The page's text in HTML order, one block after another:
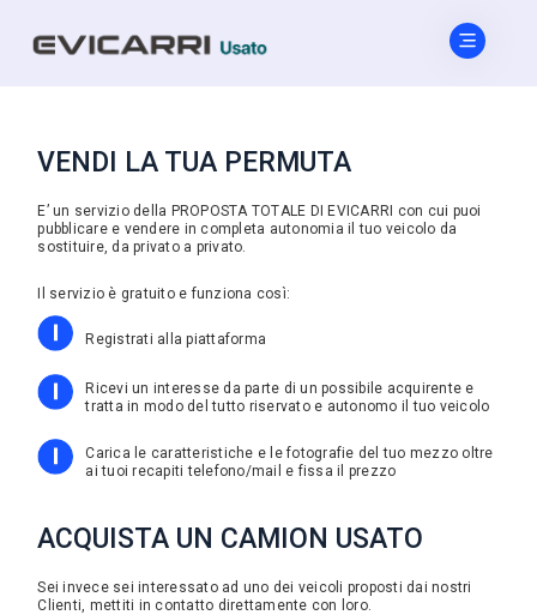
VENDI LA TUA PERMUTA
E’ un servizio della PROPOSTA TOTALE DI EVICARRI con cui puoi
pubblicare e vendere in completa autonomia il tuo veicolo da
sostituire, da privato a privato.
Il servizio è gratuito e funziona così:
Registrati alla piattaforma
Ricevi un interesse da parte di un possibile acquirente e
tratta in modo del tutto riservato e autonomo il tuo veicolo
Carica le caratteristiche e le fotografie del tuo mezzo oltre
ai tuoi recapiti telefono/mail e fissa il prezzo
ACQUISTA UN CAMION USATO
Sei invece sei interessato ad uno dei veicoli proposti dai nostri
Clienti, mettiti in contatto direttamente con loro.